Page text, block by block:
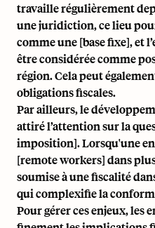
travaille régulièrement
une juridiction, ce lieu
comme une [base fixe], et
être considérée comme
région. Cela peut
obligations fiscales.
Par ailleurs, le
attiré l’attention sur la
imposition]. Lorsqu'une
[remote workers] dans
soumise à une fiscalité
qui complexifie la
Pour gérer ces enjeux, les